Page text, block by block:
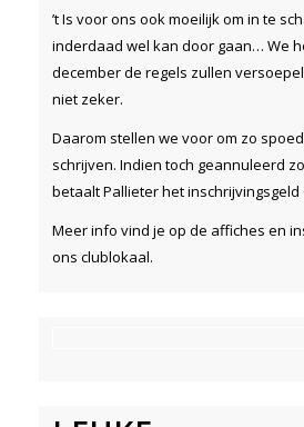
’t Is voor ons ook moeilijk om in te
inderdaad wel kan door gaan… We
december de regels zullen
niet zeker.
Daarom stellen we voor om zo
schrijven. Indien toch geannuleerd
betaalt Pallieter het inschrijvingsgeld
Meer info vind je op de affiches en
ons clublokaal.